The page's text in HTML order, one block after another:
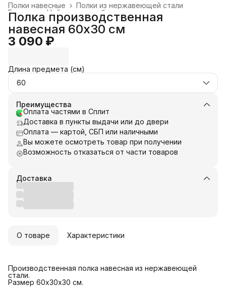
Полки из нержавеющей стали
Полки навесные ›
Нейтральное оборудование
Главная
Полка производственная
навесная 60х30 см
3 090 ₽
Длина предмета (см)
60
Преимущества
Оплата частями в Сплит
Доставка в пункты выдачи или до двери
Оплата — картой, СБП или наличными
Вы можете осмотреть товар при получении
Возможность отказаться от части товаров
Доставка
О товаре Характеристики
Производственная полка навесная из нержавеющей
стали.
Размер 60х30х30 см.